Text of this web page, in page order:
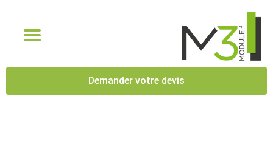
Demander votre devis